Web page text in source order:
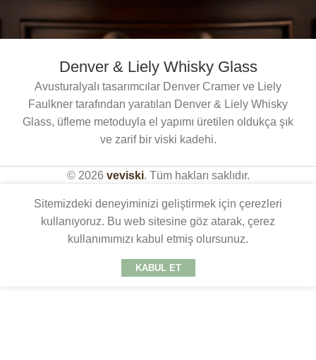
Denver & Liely Whisky Glass
Avusturalyalı tasarımcılar Denver Cramer ve Liely
Faulkner tarafından yaratılan Denver & Liely Whisky
Glass, üfleme metoduyla el yapımı üretilen oldukça şık
ve zarif bir viski kadehi.
© 2026 veviski. Tüm hakları saklıdır.
Sitemizdeki deneyiminizi geliştirmek için çerezleri
kullanıyoruz. Bu web sitesine göz atarak, çerez
kullanımımızı kabul etmiş olursunuz.
KABUL ET